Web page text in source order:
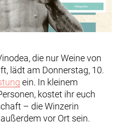
die nur Weine von
lädt am Donnerstag, 10.
ein. In kleinem
kostet ihr euch
– die Winzerin
vor Ort sein.